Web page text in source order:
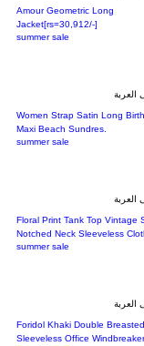
Amour Geometric Long
Jacket[rs=30,912/-]
summer sale
العربة
Women Strap Satin Long
Maxi Beach Sundres.
summer sale
العربة
Floral Print Tank Top Vintage
Notched Neck Sleeveless
summer sale
العربة
Foridol Khaki Double Breasted
Sleeveless Office